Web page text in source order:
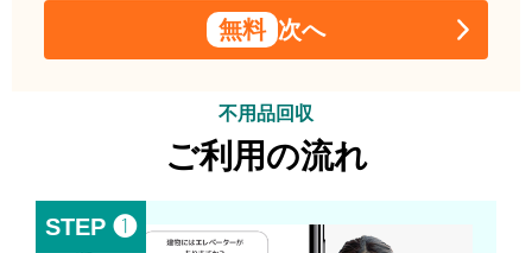
無料 次へ
不用品回収
ご利用の流れ
STEP ❶